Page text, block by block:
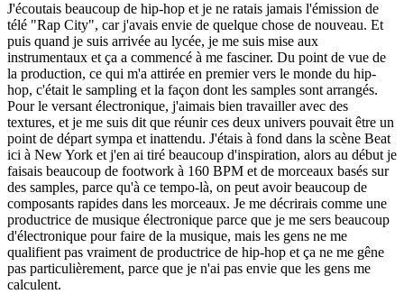
J'écoutais beaucoup de hip-hop et je ne ratais jamais l'émission de
télé "Rap City", car j'avais envie de quelque chose de nouveau. Et
puis quand je suis arrivée au lycée, je me suis mise aux
instrumentaux et ça a commencé à me fasciner. Du point de vue de
la production, ce qui m'a attirée en premier vers le monde du hip-
hop, c'était le sampling et la façon dont les samples sont arrangés.
Pour le versant électronique, j'aimais bien travailler avec des
textures, et je me suis dit que réunir ces deux univers pouvait être un
point de départ sympa et inattendu. J'étais à fond dans la scène Beat
ici à New York et j'en ai tiré beaucoup d'inspiration, alors au début je
faisais beaucoup de footwork à 160 BPM et de morceaux basés sur
des samples, parce qu'à ce tempo-là, on peut avoir beaucoup de
composants rapides dans les morceaux. Je me décrirais comme une
productrice de musique électronique parce que je me sers beaucoup
d'électronique pour faire de la musique, mais les gens ne me
qualifient pas vraiment de productrice de hip-hop et ça ne me gêne
pas particulièrement, parce que je n'ai pas envie que les gens me
calculent.